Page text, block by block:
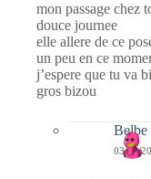
mon passage chez
douce journee
elle allere de ce
un peu en ce
j’espere que tu va
gros bizou
Belbe
03/03/